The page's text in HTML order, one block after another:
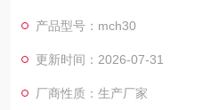
两室一站
产品型号：mch30
更新时间：2026-07-31
厂商性质：生产厂家